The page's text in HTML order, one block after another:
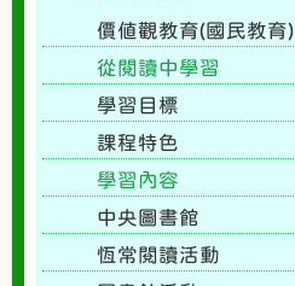
價值觀教育(國民教育)
從閱讀中學習
學習目標
課程特色
學習內容
中央圖書館
恆常閱讀活動